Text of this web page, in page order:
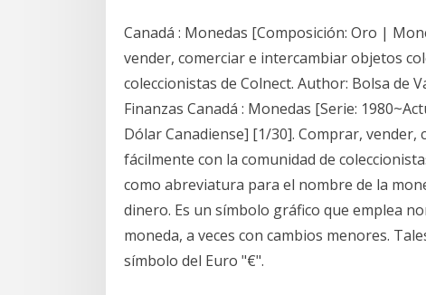
Canadá : Monedas [Composición: Oro |
vender, comerciar e intercambiar objetos
coleccionistas de Colnect. Author: Bolsa de
Finanzas Canadá : Monedas [Serie:
Dólar Canadiense] [1/30]. Comprar,
fácilmente con la comunidad de
como abreviatura para el nombre de la
dinero. Es un símbolo gráfico que emplea
moneda, a veces con cambios menores.
símbolo del Euro "€".